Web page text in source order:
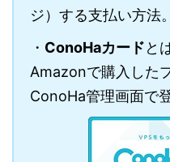
ジ）する支払い方法。
・ ConoHaカードと
Amazonで購入した
ConoHa管理画面で